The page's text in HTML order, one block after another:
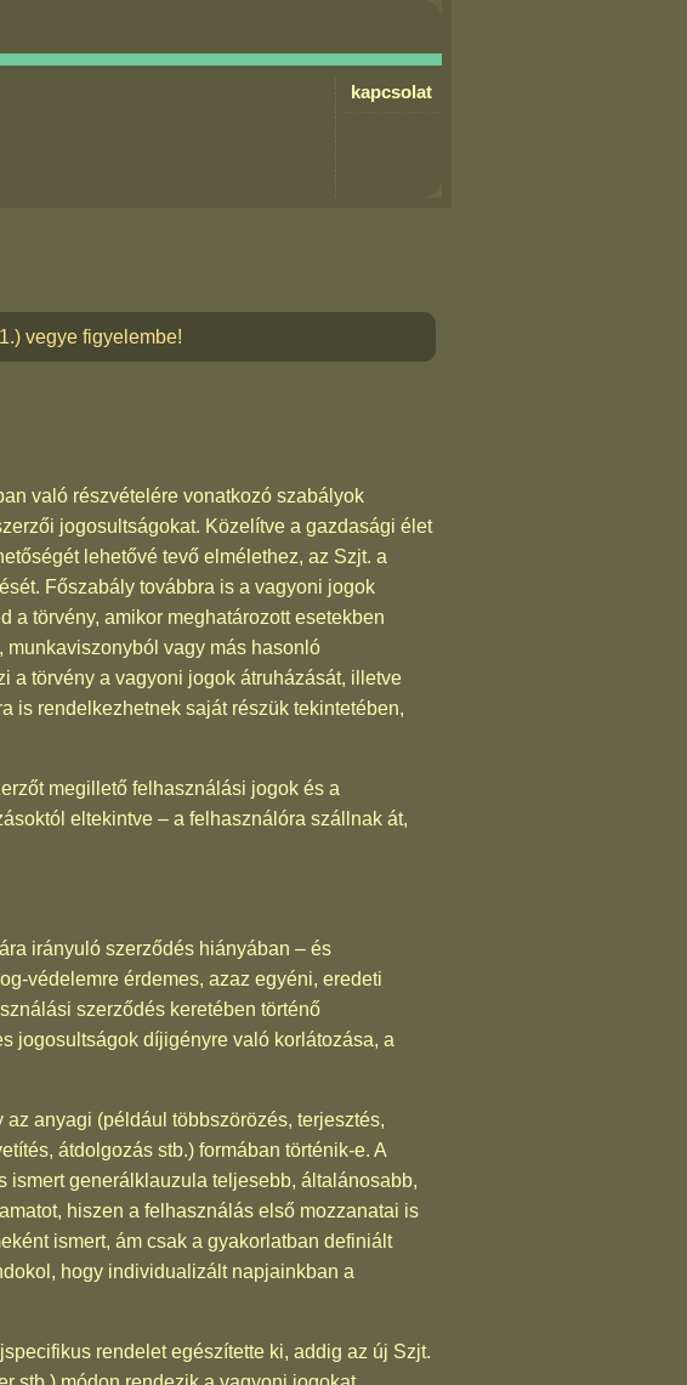
kapcsolat
vegye figyelembe!
való részvételére vonatkozó szabályok
jogosultságokat. Közelítve a gazdasági élet
lehetővé tevő elmélethez, az Szjt. a
Főszabály továbbra is a vagyoni jogok
a törvény, amikor meghatározott esetekben
munkaviszonyból vagy más hasonló
a törvény a vagyoni jogok átruházását, illetve
is rendelkezhetnek saját részük tekintetében,
megillető felhasználási jogok és a
eltekintve – a felhasználóra szállnak át,
irányuló szerződés hiányában – és
védelemre érdemes, azaz egyéni, eredeti
szerződés keretében történő
jogosultságok díjigényre való korlátozása, a
anyagi (például többszörözés, terjesztés,
átdolgozás stb.) formában történik-e. A
ismert generálklauzula teljesebb, általánosabb,
hiszen a felhasználás első mozzanatai is
ismert, ám csak a gyakorlatban definiált
hogy individualizált napjainkban a
rendelet egészítette ki, addig az új Szjt.